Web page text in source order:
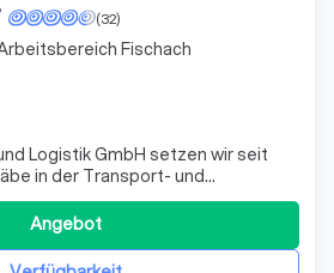
(32)
Logistik GmbH setzen wir seit
in der Transport- und
mittelständisches Unternehmen,
Geringer, hat sich auf den
von Küchen und Möbeln
Montage aller Möb
Angebot
Fischach